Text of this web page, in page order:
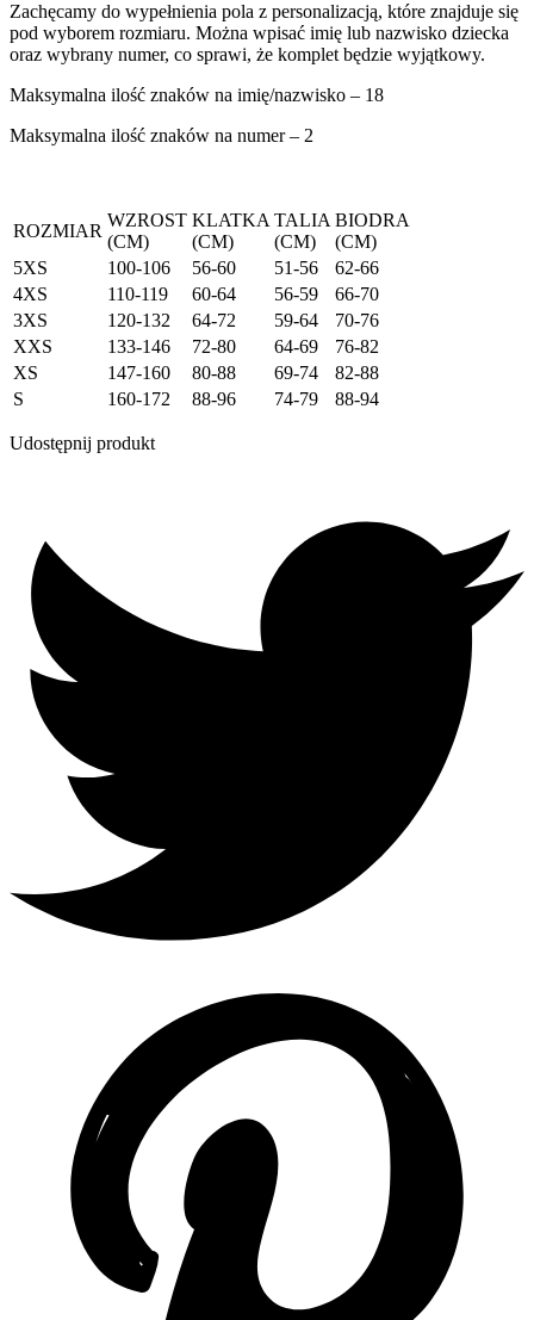
Zachęcamy do wypełnienia pola z personalizacją, które znajduje się
pod wyborem rozmiaru. Można wpisać imię lub nazwisko dziecka
oraz wybrany numer, co sprawi, że komplet będzie wyjątkowy.
Maksymalna ilość znaków na imię/nazwisko – 18
Maksymalna ilość znaków na numer – 2
ROZMIAR
WZROST
(CM)
KLATKA
(CM)
TALIA
(CM)
BIODRA
(CM)
5XS
100-106 56-60 51-56
62-66
4XS
110-119 60-64 56-59
66-70
3XS
120-132 64-72 59-64
70-76
XXS
133-146 72-80 64-69
76-82
XS
147-160 80-88 69-74
82-88
S
160-172 88-96 74-79 88-94
Udostępnij produkt